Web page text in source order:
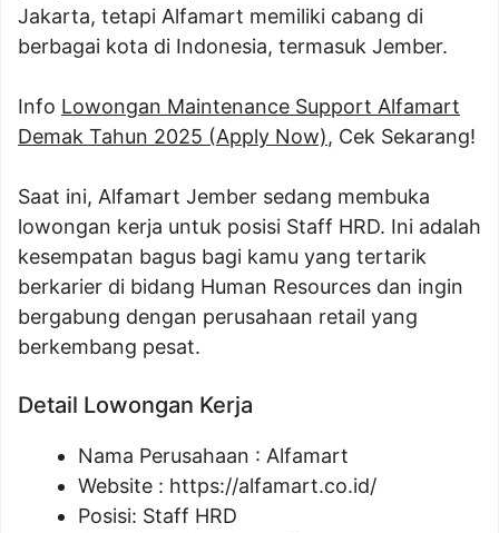
Jakarta, tetapi Alfamart memiliki cabang di
berbagai kota di Indonesia, termasuk Jember.
Info Lowongan Maintenance Support Alfamart
Demak Tahun 2025 (Apply Now), Cek Sekarang!
Saat ini, Alfamart Jember sedang membuka
lowongan kerja untuk posisi Staff HRD. Ini adalah
kesempatan bagus bagi kamu yang tertarik
berkarier di bidang Human Resources dan ingin
bergabung dengan perusahaan retail yang
berkembang pesat.
Detail Lowongan Kerja
Nama Perusahaan : Alfamart
Website : https://alfamart.co.id/
Posisi: Staff HRD